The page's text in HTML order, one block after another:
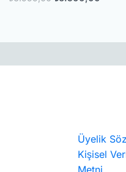
Üyelik
Kişisel